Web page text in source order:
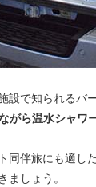
設で知られるバ
がら温水シャワ
同伴旅にも適し
ましょう。